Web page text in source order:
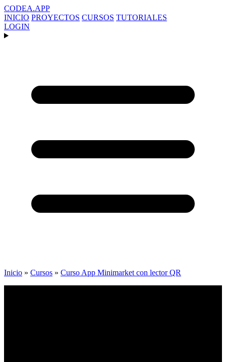
CODEA.APP
INICIO PROYECTOS CURSOS TUTORIALES
LOGIN
Inicio » Cursos » Curso App Minimarket con lector QR